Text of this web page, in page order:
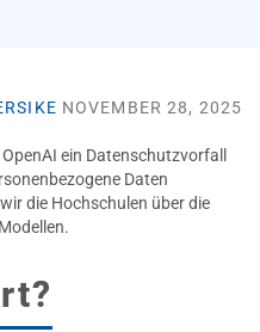
NOVEMBER 28, 2025
ein Datenschutzvorfall
Daten
die Hochschulen über die